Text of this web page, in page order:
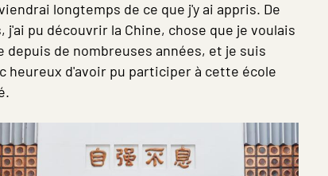
longtemps de ce que j'y ai appris. De
j'ai pu découvrir la Chine, chose que je voulais
depuis de nombreuses années, et je suis
heureux d'avoir pu participer à cette école